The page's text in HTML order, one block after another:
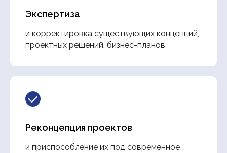
Экспертиза
и корректировка существующих концепций,
проектных решений, бизнес-планов
Реконцепция проектов
и приспособление их под современное